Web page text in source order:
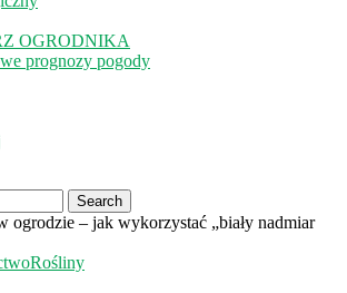
OGRODNIKA
prognozy pogody
Search
ogrodzie – jak wykorzystać „biały nadmiar
Rośliny